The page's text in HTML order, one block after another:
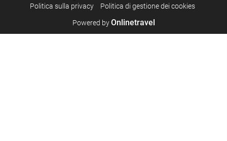
Politica sulla privacy
Politica di gestione dei cookies
Powered byOnlinetravel